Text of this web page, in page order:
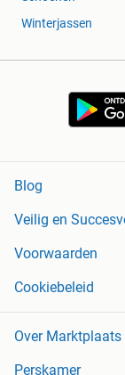
Winterjassen
Blog
Veilig en
Voorwaarden
Cookiebeleid
Over Marktplaats
Perskamer